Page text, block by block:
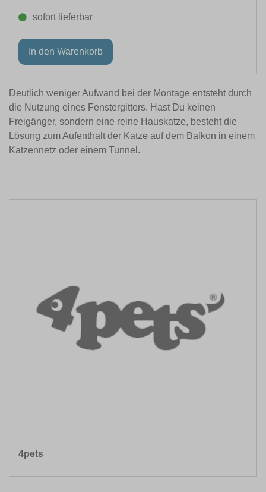
sofort lieferbar
Deutlich weniger Aufwand bei der Montage entsteht durch
die Nutzung eines Fenstergitters. Hast Du keinen
Freigänger, sondern eine reine Hauskatze, besteht die
Lösung zum Aufenthalt der Katze auf dem Balkon in einem
Katzennetz oder einem Tunnel.
4pets